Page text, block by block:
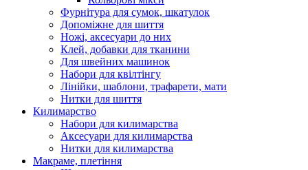
Фурнітура для сумок, шкатулок
Допоміжне для шиття
Ножі, аксесуари до них
Клей, добавки для тканини
Для швейних машинок
Набори для квілтінгу
Лінійки, шаблони, трафарети, мати
Нитки для шиття
Килимарство
Набори для килимарства
Аксесуари для килимарства
Нитки для килимарства
Макраме, плетіння